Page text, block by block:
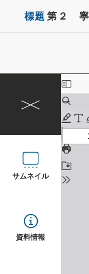
標題 第２ 寧
サムネイル
資料情報